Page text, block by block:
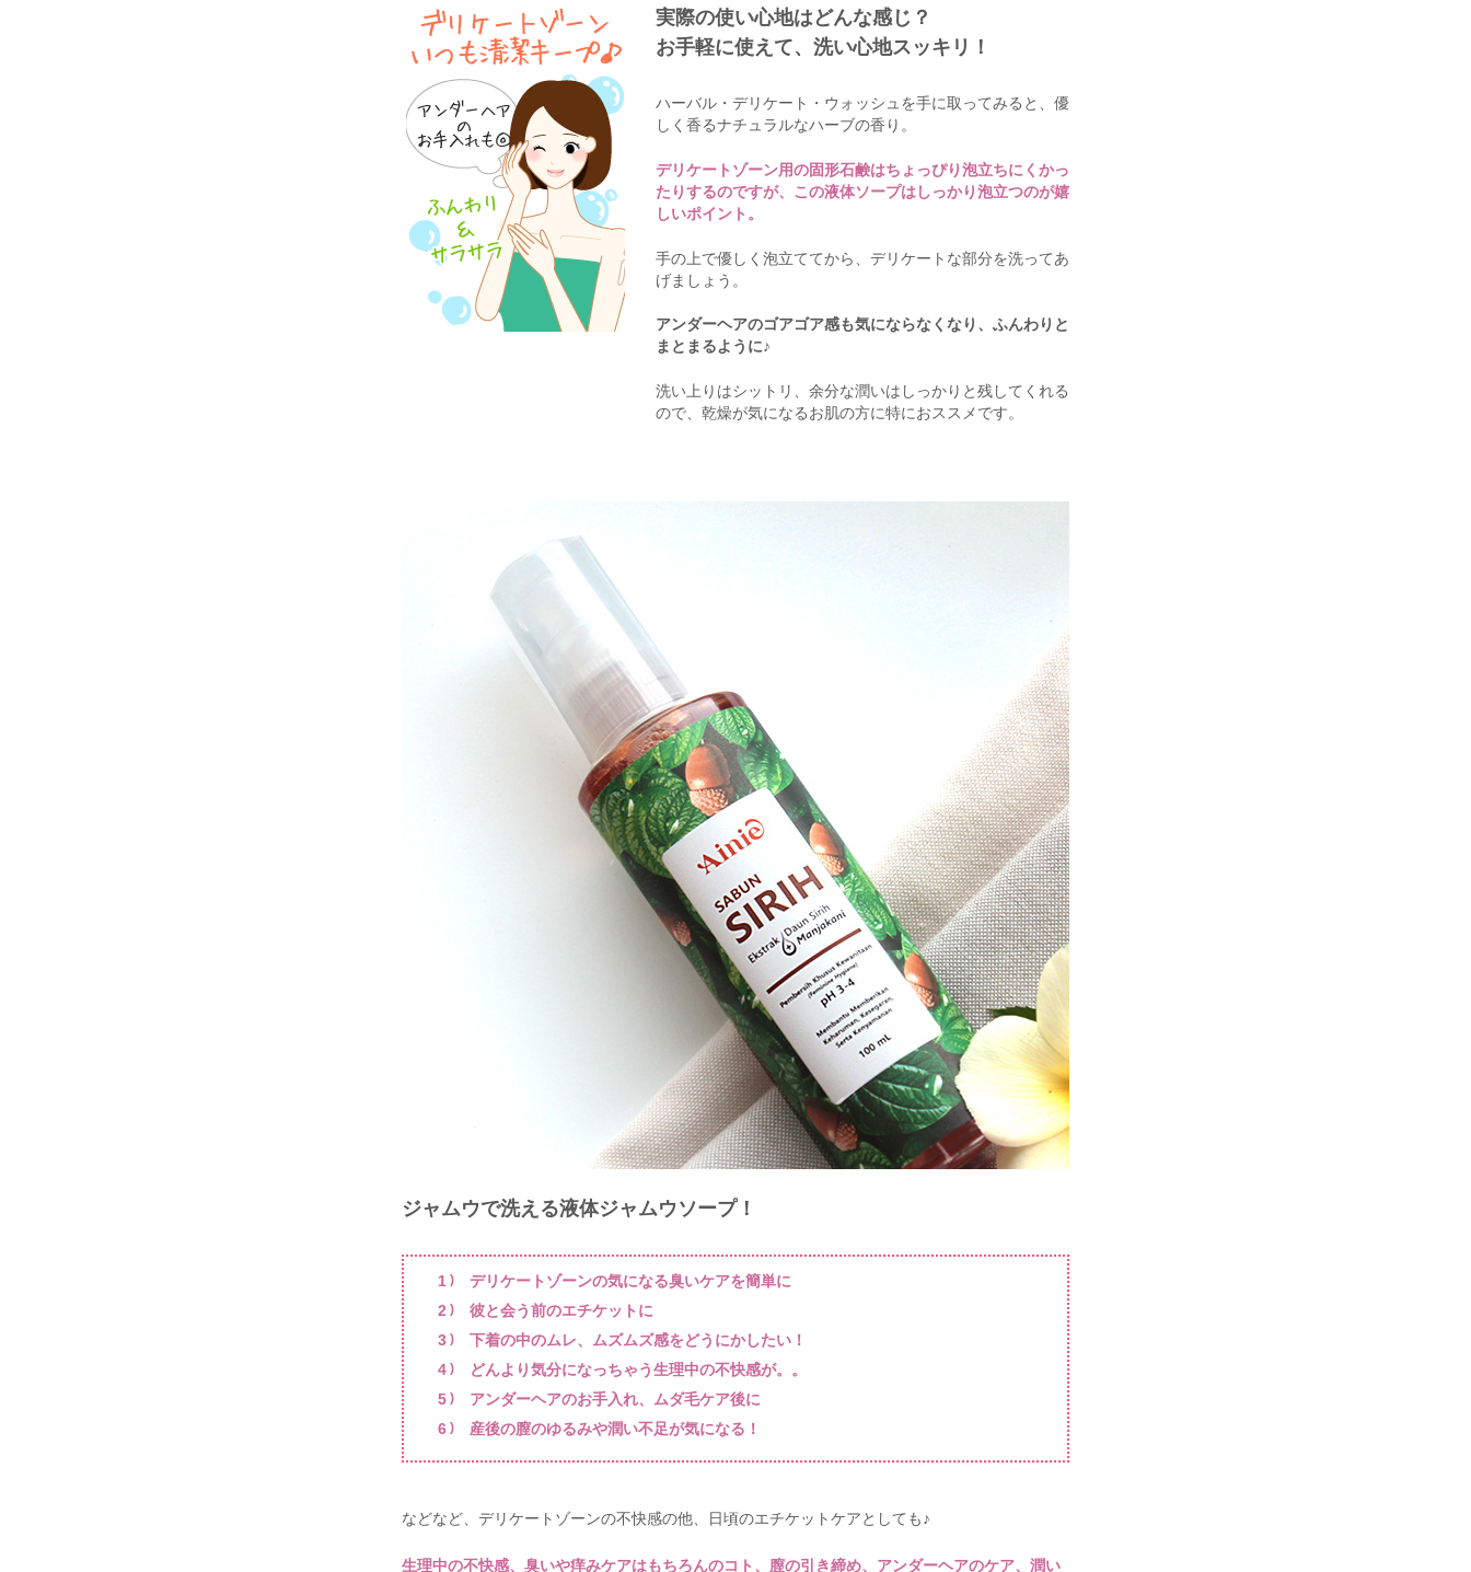
実際の使い心地はどんな感じ？
お手軽に使えて、洗い心地スッキリ！
ハーバル・デリケート・ウォッシュを手に取ってみると、優
しく香るナチュラルなハーブの香り。
デリケートゾーン用の固形石鹸はちょっぴり泡立ちにくかっ
たりするのですが、この液体ソープはしっかり泡立つのが嬉
しいポイント。
手の上で優しく泡立ててから、デリケートな部分を洗ってあ
げましょう。
アンダーヘアのゴアゴア感も気にならなくなり、ふんわりと
まとまるように♪
洗い上りはシットリ、余分な潤いはしっかりと残してくれる
ので、乾燥が気になるお肌の方に特におススメです。
ジャムウで洗える液体ジャムウソープ！
デリケートゾーンの気になる臭いケアを簡単に
彼と会う前のエチケットに
下着の中のムレ、ムズムズ感をどうにかしたい！
どんより気分になっちゃう生理中の不快感が。。
アンダーヘアのお手入れ、ムダ毛ケア後に
産後の膣のゆるみや潤い不足が気になる！
などなど、デリケートゾーンの不快感の他、日頃のエチケットケアとしても♪
生理中の不快感、臭いや痒みケアはもちろんのコト、膣の引き締め、アンダーヘアのケア、潤い